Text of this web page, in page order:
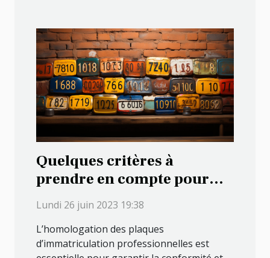
Quelques critères à
prendre en compte pour
vérifier l’homologation des
plaques d'immatriculation
professionnelles
Lundi 26 juin 2023 19:38
L’homologation des plaques
d’immatriculation professionnelles est